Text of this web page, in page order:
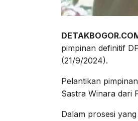
pimpinan definitif
(21/9/2024).
Pelantikan
Sastra Winara dari
Dalam prosesi